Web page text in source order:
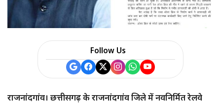
Follow Us
राजनांदगांव। छत्तीसगढ़ के राजनांदगांव जिले में नवनिर्मित रेलवे